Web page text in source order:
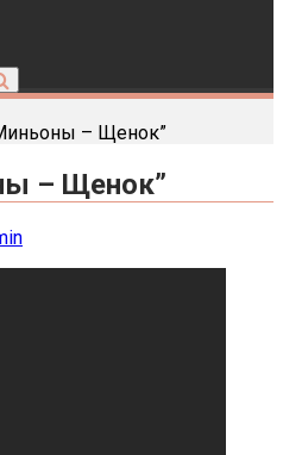
– Щенок”
– Щенок”